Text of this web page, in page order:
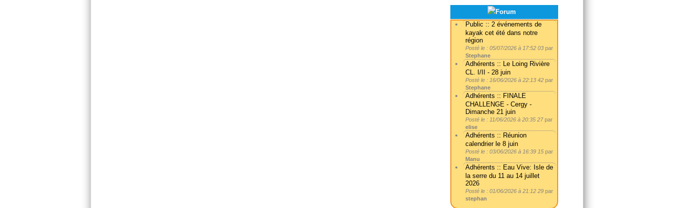
Public :: 2 événements de
kayak cet été dans notre
région
Posté le : 05/07/2026 à 17:52 03 par
Stephane
Adhérents :: Le Loing Rivière
CL. I/II - 28 juin
Posté le : 16/06/2026 à 22:13 42 par
Stephane
Adhérents :: FINALE
CHALLENGE - Cergy -
Dimanche 21 juin
Posté le : 11/06/2026 à 20:35 27par
elise
Adhérents :: Réunion
calendrier le 8 juin
Posté le : 03/06/2026 à 16:39 15 par
Manu
Adhérents :: Eau Vive: Isle de
la serre du 11 au 14 juillet
2026
Posté le : 01/06/2026 à 21:12 29 par
stephan